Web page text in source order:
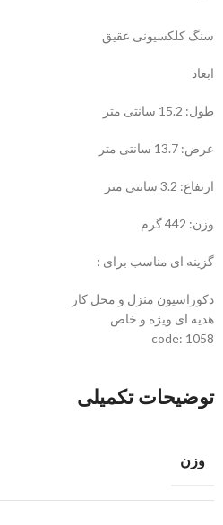
سنگ کلکسیونی عقیق
ابعاد
طول: 15.2 سانتی متر
عرض: 13.7 سانتی متر
ارتفاع: 3.2 سانتی متر
وزن: 442 گرم
گزینه ای مناسب برای :
دکوراسیون منزل و محل کار
هدیه ای ویژه و خاص
code: 1058
توضیحات تکمیلی
وزن